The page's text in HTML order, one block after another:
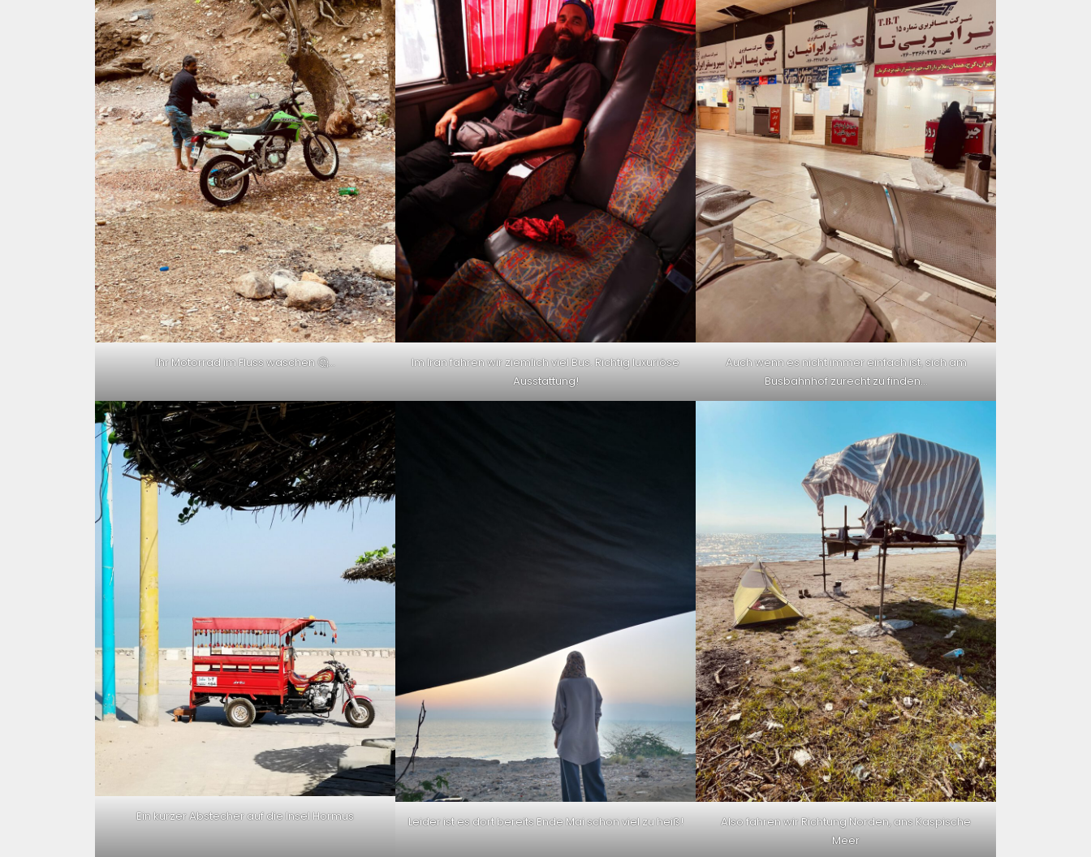
Ihr Motorrad im Fluss waschen 🤔…
Im Iran fahren wir ziemlich viel Bus. Richtig luxuriöse
Ausstattung!
Auch wenn es nicht immer einfach ist, sich am
Busbahnhof zurecht zu finden…
Ein kurzer Abstecher auf die Insel Hormus Leider ist es dort bereits Ende Mai schon viel zu heiß!
Also fahren wir Richtung Norden, ans Kaspische
Meer